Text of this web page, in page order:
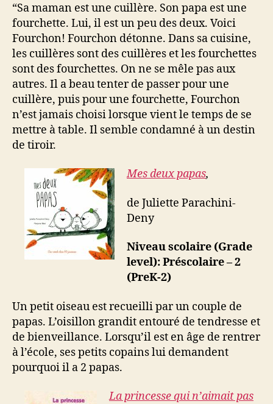
“Sa maman est une cuillère. Son papa est une
fourchette. Lui, il est un peu des deux. Voici
Fourchon! Fourchon détonne. Dans sa cuisine,
les cuillères sont des cuillères et les fourchettes
sont des fourchettes. On ne se mêle pas aux
autres. Il a beau tenter de passer pour une
cuillère, puis pour une fourchette, Fourchon
n’est jamais choisi lorsque vient le temps de se
mettre à table. Il semble condamné à un destin
de tiroir.
Mes deux papas,
de Juliette Parachini-
Deny
Niveau scolaire (Grade
level): Préscolaire – 2
(PreK-2)
Un petit oiseau est recueilli par un couple de
papas. L’oisillon grandit entouré de tendresse et
de bienveillance. Lorsqu’il est en âge de rentrer
à l’école, ses petits copains lui demandent
pourquoi il a 2 papas.
La princesse qui n’aimait pas